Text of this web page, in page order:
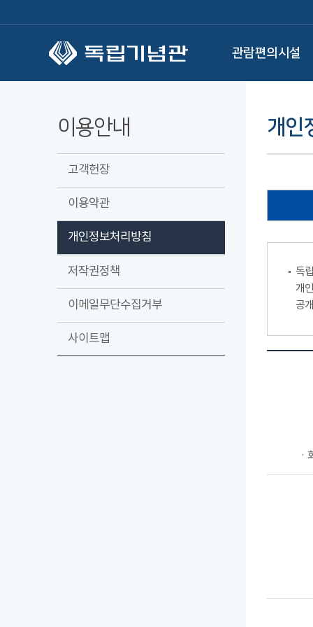
관람편의시설
이용안내
고객헌장
이용약관
개인정보처리방침
저작권정책
이메일무단수집거부
사이트맵
개인
독
개
공
ㆍ